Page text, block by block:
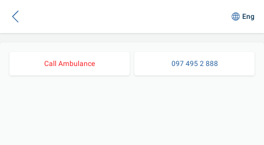
Eng
Call Ambulance 097 495 2 888